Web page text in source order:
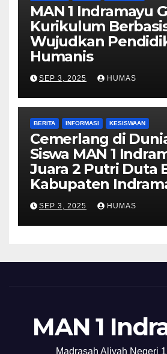
MAN 1 Indramayu
Kurikulum
Wujudkan
Humanis
SEP 3, 2025 HUMAS
BERITA INFORMASI KESISWAAN
Cemerlang di
Siswa MAN 1
Juara 2 Putri Duta
Kabupaten
SEP 3, 2025 HUMAS
MAN 1
Madrasah Aliyah Negeri